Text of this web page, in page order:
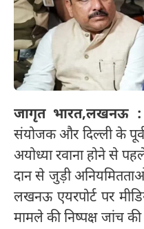
जागृत भारत,लखनऊ :
संयोजक और दिल्ली के
अयोध्या रवाना होने से
दान से जुड़ी
लखनऊ एयरपोर्ट पर
मामले की निष्पक्ष जांच